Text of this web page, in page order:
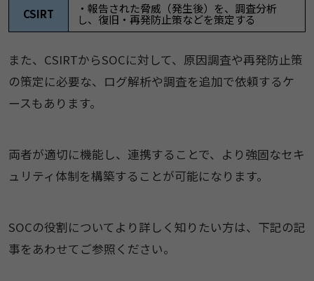
CSIRT ・報告された脅威（発生後）を、調査分析
し、復旧・再発防止策などを策定する
また、CSIRTからSOCに対して、原因調査や再発防止策
の策定に必要な、ログ解析や調査を追加で依頼するケ
ースもあります。
両者が適切に機能し、連携することで、より強固なセキ
ュリティ体制を構築することが可能になります。
SOCの役割についてより詳しく知りたい方は、下記の記
事をあわせてご参照ください。